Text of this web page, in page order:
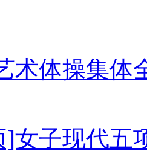
术体操集体
]女子现代五